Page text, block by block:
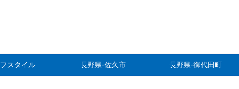
スタイル 長野県-佐久市 長野県-御代田町